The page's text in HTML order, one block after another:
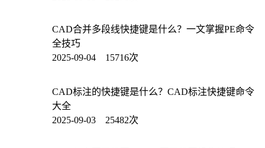
CAD合并多段线快捷键是什么？一文掌握PE命令
全技巧
2025-09-04 15716次
CAD标注的快捷键是什么？CAD标注快捷键命令
大全
2025-09-03 25482次